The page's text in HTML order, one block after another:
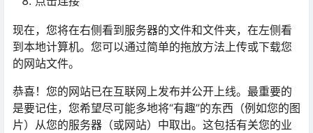
现在，您将在右侧看到服务器的文件和文件夹，在左侧看
到本地计算机。您可以通过简单的拖放方法上传或下载您
的网站文件。
恭喜！您的网站已在互联网上发布并公开上线。最重要的
是要记住，您希望尽可能多地将“有趣”的东西（例如您的图
片）从您的服务器（或网站）中取出。这包括有关您的业